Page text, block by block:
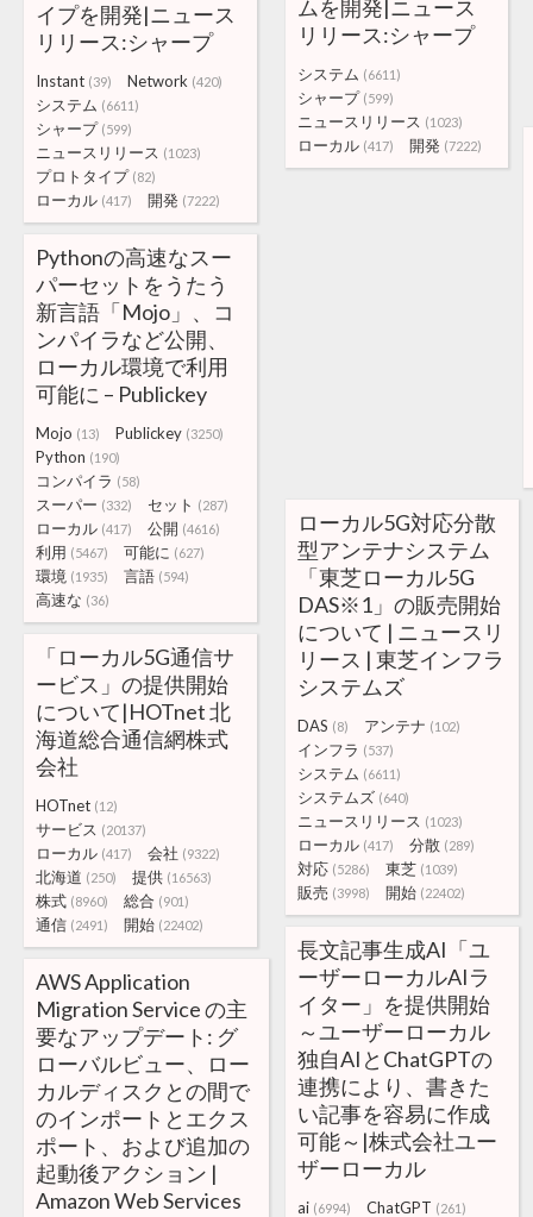
イプを開発|ニュース
リリース:シャープ
Instant (39) Network (420)
システム (6611)
シャープ (599)
ニュースリリース (1023)
プロトタイプ (82)
ローカル (417) 開発 (7222)
ムを開発|ニュース
リリース:シャープ
システム (6611)
シャープ (599)
ニュースリリース (1023)
ローカル (417) 開発 (7222)
Pythonの高速なスー
パーセットをうたう
新言語「Mojo」、コ
ンパイラなど公開、
ローカル環境で利用
可能に – Publickey
Mojo (13) Publickey (3250)
Python (190)
コンパイラ (58)
スーパー (332) セット (287)
ローカル (417) 公開 (4616)
利用 (5467) 可能に (627)
環境 (1935) 言語 (594)
高速な (36)
ローカル5G対応分散
型アンテナシステム
「東芝ローカル5G
DAS※1」の販売開始
について | ニュースリ
リース | 東芝インフラ
システムズ
DAS (8) アンテナ (102)
インフラ (537)
システム (6611)
システムズ (640)
ニュースリリース (1023)
ローカル (417) 分散 (289)
対応 (5286) 東芝 (1039)
販売 (3998) 開始 (22402)
「ローカル5G通信サ
ービス」の提供開始
について|HOTnet 北
海道総合通信網株式
会社
HOTnet (12)
サービス (20137)
ローカル (417) 会社 (9322)
北海道 (250) 提供 (16563)
株式 (8960) 総合 (901)
通信 (2491) 開始 (22402)
長文記事生成AI「ユ
ーザーローカルAIラ
イター」を提供開始
～ユーザーローカル
独自AIとChatGPTの
連携により、書きた
い記事を容易に作成
可能～|株式会社ユー
ザーローカル
ai (6994) ChatGPT (261)
AWS Application
Migration Service の主
要なアップデート: グ
ローバルビュー、ロー
カルディスクとの間で
のインポートとエクス
ポート、および追加の
起動後アクション |
Amazon Web Services